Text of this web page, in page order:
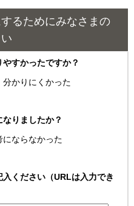
るためにみなさまの
すかったですか？
分かりにくかった
りましたか？
にならなかった
ください（URLは入力でき